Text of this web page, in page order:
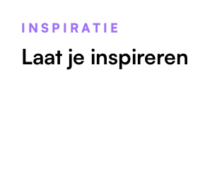
INSPIRATIE
Laat je inspireren